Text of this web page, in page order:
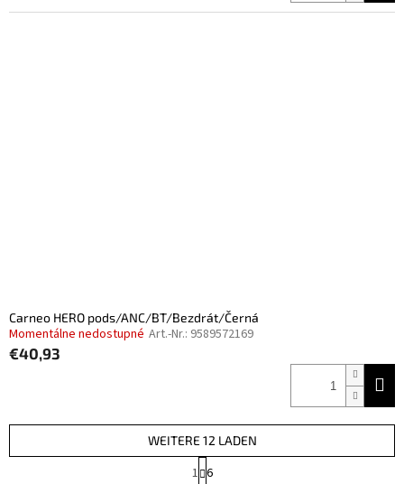
Carneo HERO pods/ANC/BT/Bezdrát/Černá
Momentálne nedostupné Art.-Nr.: 9589572169
€40,93
WEITERE 12 LADEN
a
1 6